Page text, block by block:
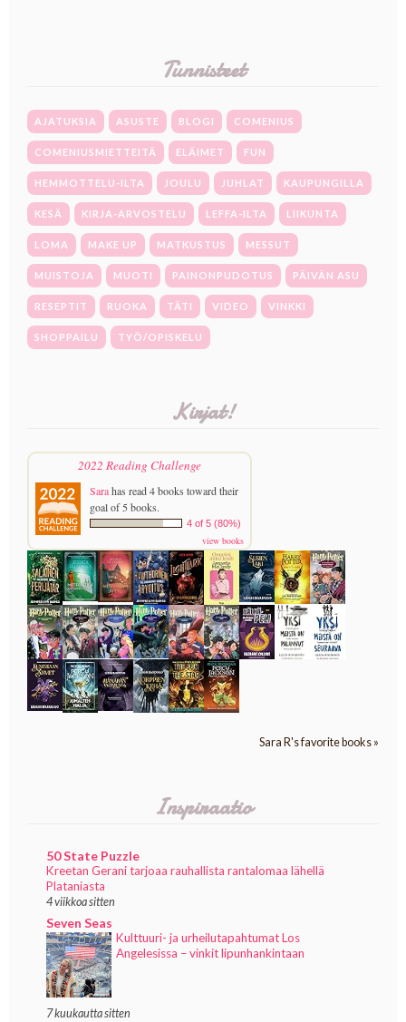
Tunnisteet
AJATUKSIA ASUSTE BLOGI COMENIUS
COMENIUSMIETTEITÄ ELÄIMET FUN
HEMMOTTELU-ILTA JOULU JUHLAT KAUPUNGILLA
KESÄ KIRJA-ARVOSTELU LEFFA-ILTA LIIKUNTA
LOMA MAKE UP MATKUSTUS MESSUT
MUISTOJA MUOTI PAINONPUDOTUS PÄIVÄN ASU
RESEPTIT RUOKA TÄTI VIDEO VINKKI
SHOPPAILU TYÖ/OPISKELU
Kirjat!
2022 Reading Challenge
Sarahas read 4 books toward their
goal of 5 books.
4 of 5 (80%)
view books
Sara R's favorite books »
Inspiraatio
50 State Puzzle
Kreetan Gerani tarjoaa rauhallista rantalomaa lähellä
Plataniasta
4 viikkoa sitten
Seven Seas
Kulttuuri- ja urheilutapahtumat Los
Angelesissa – vinkit lipunhankintaan
7 kuukautta sitten